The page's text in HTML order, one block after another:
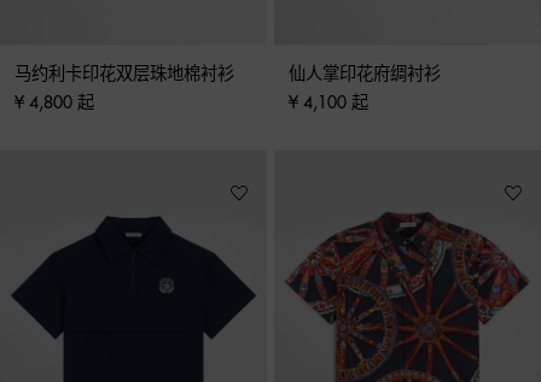
马约利卡印花双层珠地棉衬衫
¥ 4,800 起
仙人掌印花府绸衬衫
¥ 4,100 起